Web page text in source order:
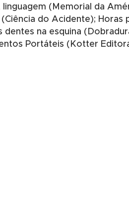
linguagem (Memorial da
(Ciência do Acidente); Horas
dentes na esquina
Portáteis (Kotter